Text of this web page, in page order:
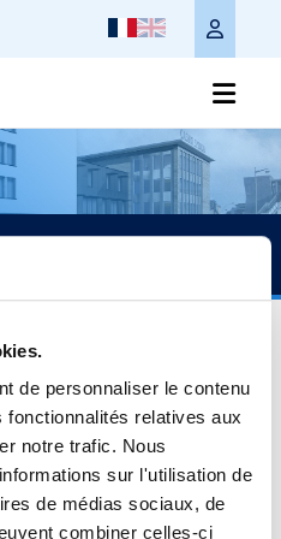
de personnaliser le contenu
relatives aux
notre trafic. Nous
sur l'utilisation de
de médias sociaux, de
combiner celles-ci
RH.